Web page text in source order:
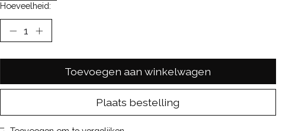
Hoeveelheid:
Toevoegen aan winkelwagen
Plaats bestelling